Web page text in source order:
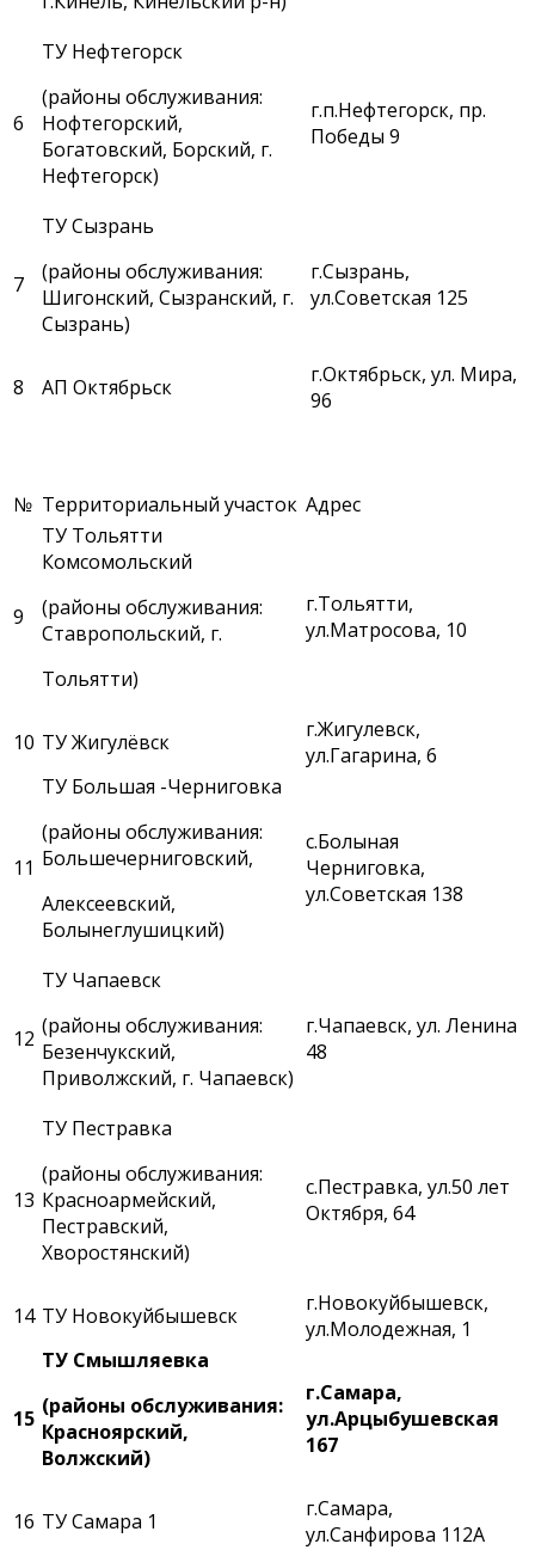
6
ТУ Нефтегорск
(районы обслуживания:
Нофтегорский,
Богатовский, Борский, г.
Нефтегорск)
г.п.Нефтегорск, пр.
Победы 9
7
ТУ Сызрань
(районы обслуживания:
Шигонский, Сызранский, г.
Сызрань)
г.Сызрань,
ул.Советская 125
8 АП Октябрьск
г.Октябрьск, ул. Мира,
96
№ Территориальный участок Адрес
9
ТУ Тольятти
Комсомольский
(районы обслуживания:
Ставропольский, г.
Тольятти)
г.Тольятти,
ул.Матросова, 10
10 ТУ Жигулёвск
г.Жигулевск,
ул.Гагарина, 6
11
ТУ Большая -Черниговка
(районы обслуживания:
Большечерниговский,
Алексеевский,
Болынеглушицкий)
с.Болыная
Черниговка,
ул.Советская 138
12
ТУ Чапаевск
(районы обслуживания:
Безенчукский,
Приволжский, г. Чапаевск)
г.Чапаевск, ул. Ленина
48
13
ТУ Пестравка
(районы обслуживания:
Красноармейский,
Пестравский,
Хворостянский)
с.Пестравка, ул.50 лет
Октября, 64
14 ТУ Новокуйбышевск
г.Новокуйбышевск,
ул.Молодежная, 1
15
ТУ Смышляевка
(районы обслуживания:
Красноярский,
Волжский)
г.Самара,
ул.Арцыбушевская
167
16 ТУ Самара 1
г.Самара,
ул.Санфирова 112А